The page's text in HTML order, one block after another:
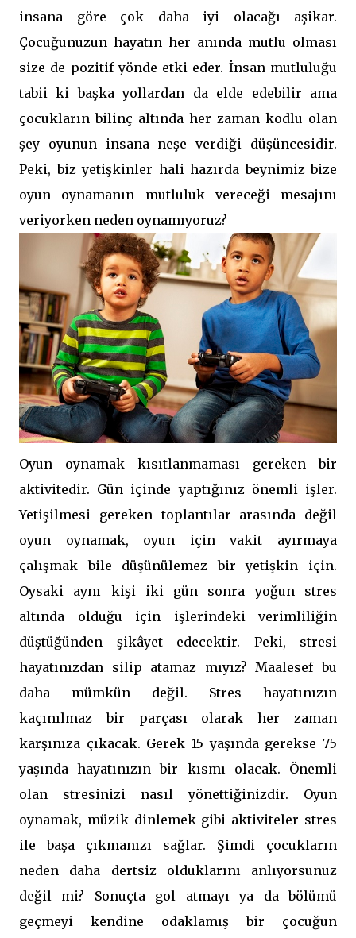
insana göre çok daha iyi olacağı aşikar.
Çocuğunuzun hayatın her anında mutlu olması
size de pozitif yönde etki eder. İnsan mutluluğu
tabii ki başka yollardan da elde edebilir ama
çocukların bilinç altında her zaman kodlu olan
şey oyunun insana neşe verdiği düşüncesidir.
Peki, biz yetişkinler hali hazırda beynimiz bize
oyun oynamanın mutluluk vereceği mesajını
veriyorken neden oynamıyoruz?
Oyun oynamak kısıtlanmaması gereken bir
aktivitedir. Gün içinde yaptığınız önemli işler.
Yetişilmesi gereken toplantılar arasında değil
oyun oynamak, oyun için vakit ayırmaya
çalışmak bile düşünülemez bir yetişkin için.
Oysaki aynı kişi iki gün sonra yoğun stres
altında olduğu için işlerindeki verimliliğin
düştüğünden şikâyet edecektir. Peki, stresi
hayatınızdan silip atamaz mıyız? Maalesef bu
daha mümkün değil. Stres hayatınızın
kaçınılmaz bir parçası olarak her zaman
karşınıza çıkacak. Gerek 15 yaşında gerekse 75
yaşında hayatınızın bir kısmı olacak. Önemli
olan stresinizi nasıl yönettiğinizdir. Oyun
oynamak, müzik dinlemek gibi aktiviteler stres
ile başa çıkmanızı sağlar. Şimdi çocukların
neden daha dertsiz olduklarını anlıyorsunuz
değil mi? Sonuçta gol atmayı ya da bölümü
geçmeyi kendine odaklamış bir çocuğun